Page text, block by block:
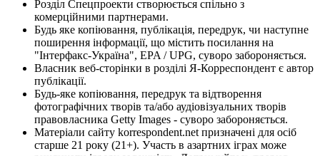
Розділ Спецпроекти створюється спільно з
комерційними партнерами.
Будь яке копіювання, публікація, передрук, чи наступне
поширення інформації, що містить посилання на
"Інтерфакс-Україна", EPA / UPG, суворо забороняється.
Власник веб-сторінки в розділі Я-Корреспондент є автор
публікації.
Будь-яке копіювання, передрук та відтворення
фотографічних творів та/або аудіовізуальних творів
правовласника Getty Images - суворо забороняється.
Матеріали сайту korrespondent.net призначені для осіб
старше 21 року (21+). Участь в азартних іграх може